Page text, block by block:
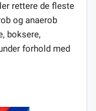
rettere de fleste
og anaerob
boksere,
forhold med